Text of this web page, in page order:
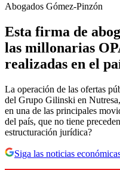
Abogados Gómez-Pinzón
Esta firma de
las millonarias
realizadas en el
La operación de las ofertas
del Grupo Gilinski en
en una de las principales
del país, que no tiene
estructuración jurídica?
Siga las noticias